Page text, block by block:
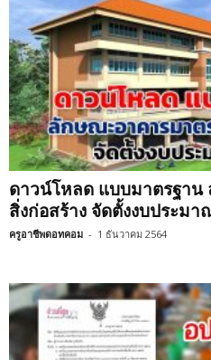
ดาวน์โหลด แบบมาตรฐา
สิ่งก่อสร้าง จัดตั้งงบประม
ครูอาชีพดอทคอม - 1 ธันวาคม 2564